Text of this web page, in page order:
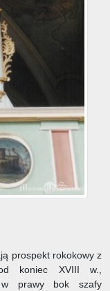
prospekt rokokowy z
koniec XVIII w.,
w prawy bok szafy